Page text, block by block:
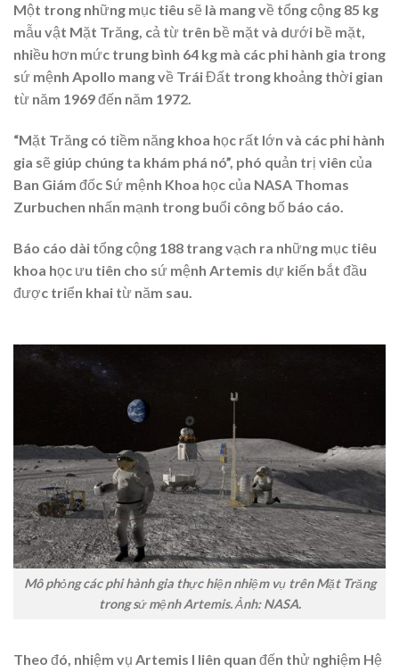
Một trong những mục tiêu sẽ là mang về tổng cộng 85 kg
mẫu vật Mặt Trăng, cả từ trên bề mặt và dưới bề mặt,
nhiều hơn mức trung bình 64 kg mà các phi hành gia trong
sứ mệnh Apollo mang về Trái Đất trong khoảng thời gian
từ năm 1969 đến năm 1972.
“Mặt Trăng có tiềm năng khoa học rất lớn và các phi hành
gia sẽ giúp chúng ta khám phá nó”, phó quản trị viên của
Ban Giám đốc Sứ mệnh Khoa học của NASA Thomas
Zurbuchen nhấn mạnh trong buổi công bố báo cáo.
Báo cáo dài tổng cộng 188 trang vạch ra những mục tiêu
khoa học ưu tiên cho sứ mệnh Artemis dự kiến bắt đầu
được triển khai từ năm sau.
Mô phỏng các phi hành gia thực hiện nhiệm vụ trên Mặt Trăng
trong sứ mệnh Artemis. Ảnh: NASA.
Theo đó, nhiệm vụ Artemis I liên quan đến thử nghiệm Hệ